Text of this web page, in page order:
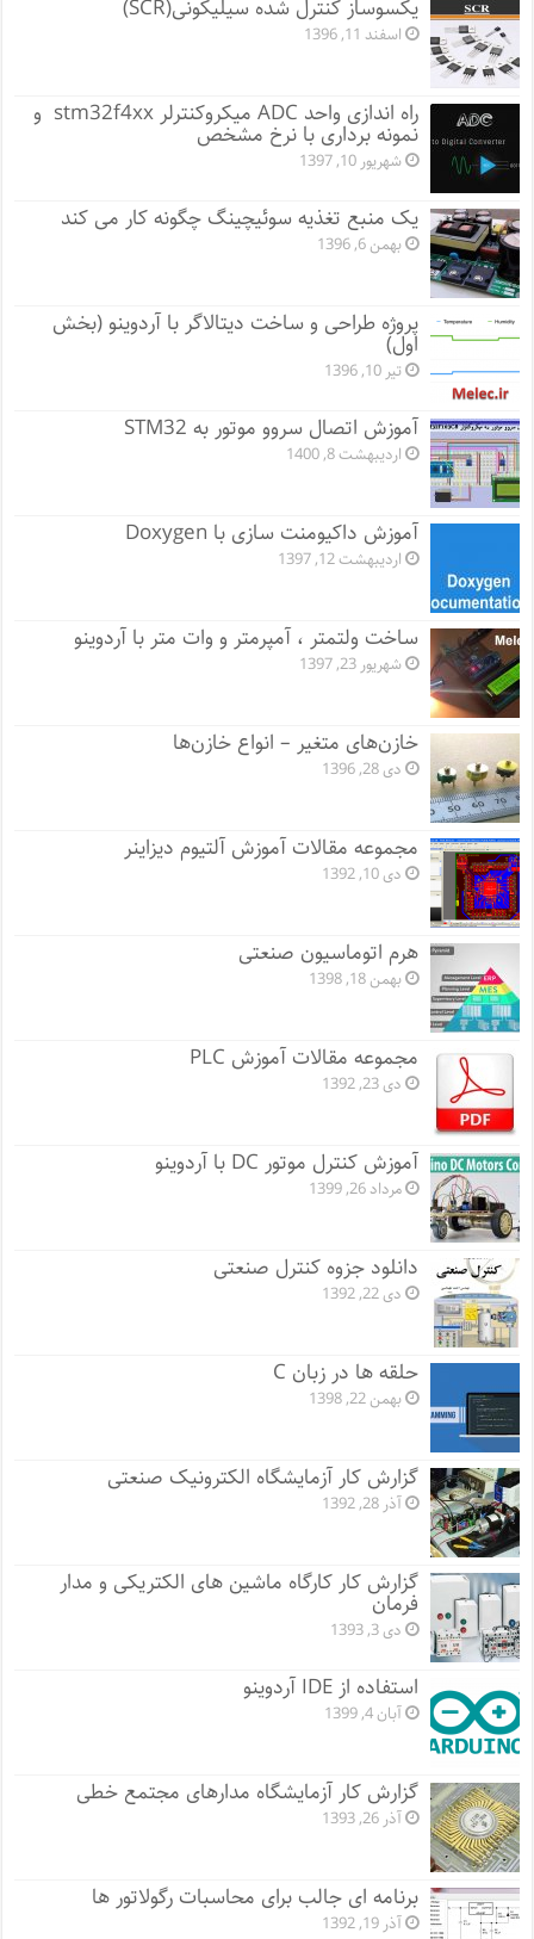
یکسوساز کنترل شده سیلیکونی(SCR)
اسفند 11, 1396
راه اندازی واحد ADC میکروکنترلر stm32f4xx و
نمونه برداری با نرخ مشخص
شهریور 10, 1397
یک منبع تغذیه سوئیچینگ چگونه کار می کند
بهمن 6, 1396
پروژه طراحی و ساخت دیتالاگر با آردوینو (بخش
اول)
تیر 10, 1396
آموزش اتصال سروو موتور به STM32
اردیبهشت 8, 1400
آموزش داکیومنت سازی با Doxygen
اردیبهشت 12, 1397
ساخت ولتمتر ، آمپرمتر و وات متر با آردوینو
شهریور 23, 1397
خازن‌های متغیر – انواع خازن‌ها
دی 28, 1396
مجموعه مقالات آموزش آلتیوم دیزاینر
دی 10, 1392
هرم اتوماسیون صنعتی
بهمن 18, 1398
مجموعه مقالات آموزش PLC
دی 23, 1392
آموزش کنترل موتور DC با آردوینو
مرداد 26, 1399
دانلود جزوه کنترل صنعتی
دی 22, 1392
حلقه ها در زبان C
بهمن 22, 1398
گزارش کار آزمایشگاه الکترونیک صنعتی
آذر 28, 1392
گزارش کار کارگاه ماشین های الکتریکی و مدار
فرمان
دی 3, 1393
استفاده از IDE آردوینو
آبان 4, 1399
گزارش کار آزمایشگاه مدارهای مجتمع خطی
آذر 26, 1393
برنامه ای جالب برای محاسبات رگولاتور ها
آذر 19, 1392